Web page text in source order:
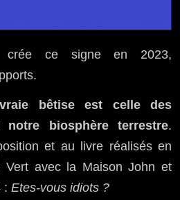
crée ce signe en 2023,
bêtise est celle des
notre biosphère terrestre.
et au livre réalisés en
Vert avec la Maison John et
: Etes-vous idiots ?